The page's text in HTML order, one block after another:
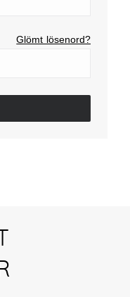
Glömt lösenord?